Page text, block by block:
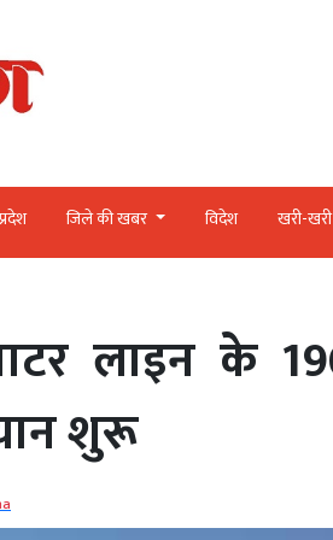
जिले की खबर विदेश खरी-खरी
वाटर लाइन के
शुरू